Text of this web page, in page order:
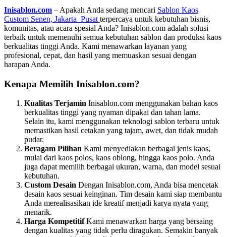
Inisablon.com – Apakah Anda sedang mencari Sablon Kaos
Custom Senen, Jakarta Pusat terpercaya untuk kebutuhan bisnis,
komunitas, atau acara spesial Anda? Inisablon.com adalah solusi
terbaik untuk memenuhi semua kebutuhan sablon dan produksi kaos
berkualitas tinggi Anda. Kami menawarkan layanan yang
profesional, cepat, dan hasil yang memuaskan sesuai dengan
harapan Anda.
Kenapa Memilih Inisablon.com?
Kualitas Terjamin Inisablon.com menggunakan bahan kaos
berkualitas tinggi yang nyaman dipakai dan tahan lama.
Selain itu, kami menggunakan teknologi sablon terbaru untuk
memastikan hasil cetakan yang tajam, awet, dan tidak mudah
pudar.
Beragam Pilihan Kami menyediakan berbagai jenis kaos,
mulai dari kaos polos, kaos oblong, hingga kaos polo. Anda
juga dapat memilih berbagai ukuran, warna, dan model sesuai
kebutuhan.
Custom Desain Dengan Inisablon.com, Anda bisa mencetak
desain kaos sesuai keinginan. Tim desain kami siap membantu
Anda merealisasikan ide kreatif menjadi karya nyata yang
menarik.
Harga KompetitifKami menawarkan harga yang bersaing
dengan kualitas yang tidak perlu diragukan. Semakin banyak